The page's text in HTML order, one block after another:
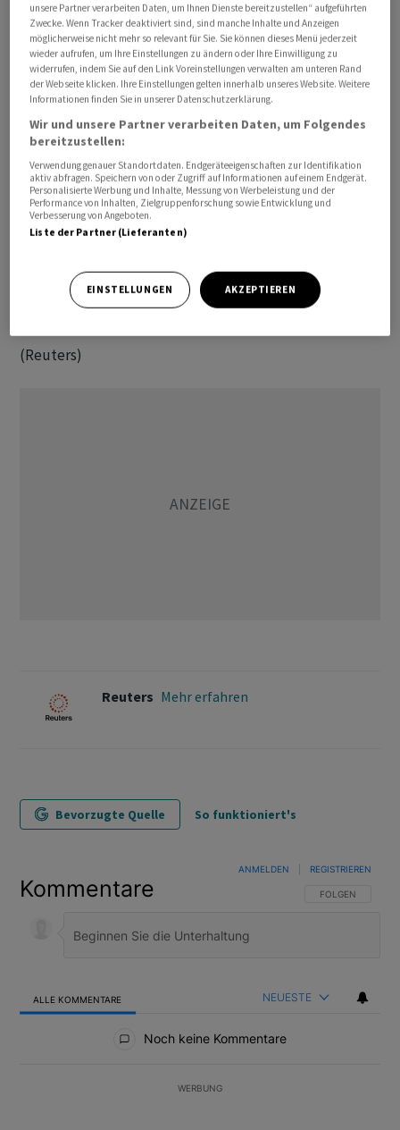
Das US-Softwareunternehmen ⁠solle künftig unter den
«Digital Services ‌Act» (DSA) der EU ‌fallen, berichtet das
«Handelsblatt» ​am Freitag unter Berufung auf Kreise
der EU-Kommission. Der DSA reguliert sehr grosse
Online-Plattformen als ‌auch sehr grosse
Suchmaschinen.
Als sehr grosse gilt, wer mehr als ​45 Millionen monatlich
aktive ​Nutzer in ​der EU hat. OpenAI überschreitet diese
Grenze ‌dem Bericht zufolge deutlich. Das
«Handelsblatt» zitierte ein Sprecher der ​EU-
Kommission, ​wonach die vorliegenden ⁠Nutzerdaten
derzeit geprüft ​würden. OpenAI wollte sich ⁠auf Anfrage
der Zeitung ‌nicht zu dem Vorgang äussern.
(Reuters)
Reuters Mehr erfahren
Bevorzugte Quelle So funktioniert's
Kommentare FOLGE DIESER
FOLGEN
ANMELDEN REGISTRIEREN
ALLE KOMMENTARE NEUESTE
Noch keine Kommentare
WERBUNG
unsere Partner verarbeiten Daten, um Ihnen Dienste bereitzustellen“ aufgeführten
Zwecke. Wenn Tracker deaktiviert sind, sind manche Inhalte und Anzeigen
möglicherweise nicht mehr so relevant für Sie. Sie können dieses Menü jederzeit
wieder aufrufen, um Ihre Einstellungen zu ändern oder Ihre Einwilligung zu
widerrufen, indem Sie auf den Link Voreinstellungen verwalten am unteren Rand
der Webseite klicken. Ihre Einstellungen gelten innerhalb unseres Website. Weitere
Informationen finden Sie in unserer Datenschutzerklärung.
Wir und unsere Partner verarbeiten Daten, um Folgendes
bereitzustellen:
Verwendung genauer Standortdaten. Endgeräteeigenschaften zur Identifikation
aktiv abfragen. Speichern von oder Zugriff auf Informationen auf einem Endgerät.
Personalisierte Werbung und Inhalte, Messung von Werbeleistung und der
Performance von Inhalten, Zielgruppenforschung sowie Entwicklung und
Verbesserung von Angeboten.
Liste der Partner (Lieferanten)
EINSTELLUNGEN AKZEPTIEREN